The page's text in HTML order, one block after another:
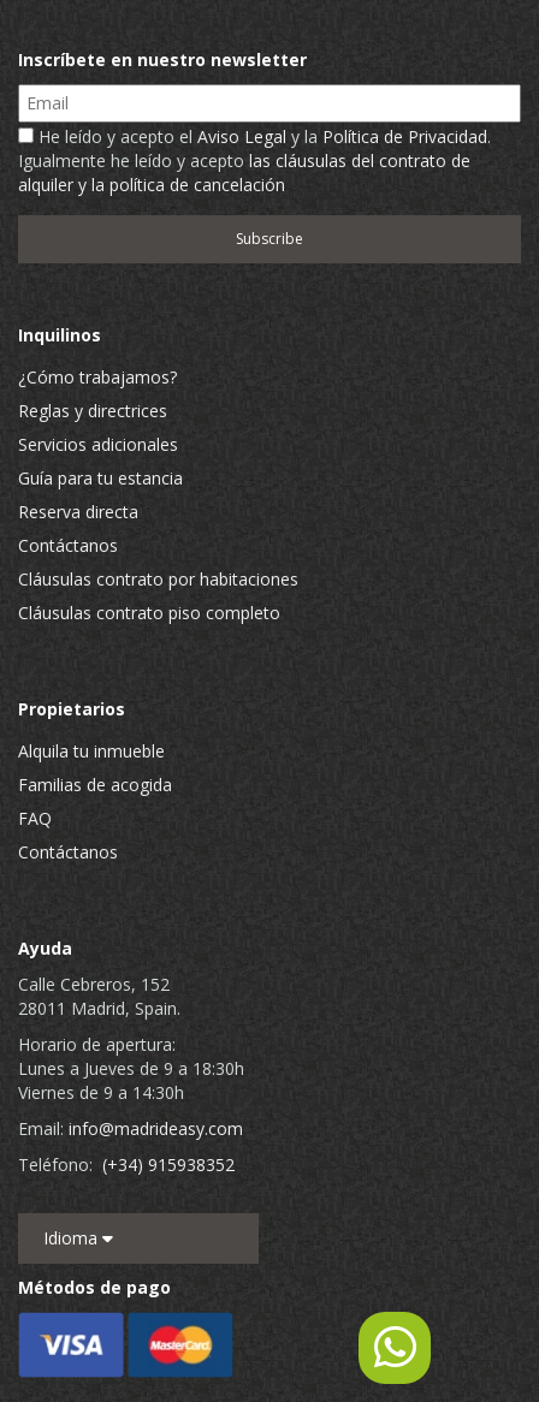
Inscríbete en nuestro newsletter
Email
He leído y acepto el Aviso Legal y la Política de Privacidad.
Igualmente he leído y acepto las cláusulas del contrato de
alquiler y la política de cancelación
Inquilinos
¿Cómo trabajamos?
Reglas y directrices
Servicios adicionales
Guía para tu estancia
Reserva directa
Contáctanos
Cláusulas contrato por habitaciones
Cláusulas contrato piso completo
Propietarios
Alquila tu inmueble
Familias de acogida
FAQ
Contáctanos
Ayuda
Calle Cebreros, 152
28011 Madrid, Spain.
Horario de apertura:
Lunes a Jueves de 9 a 18:30h
Viernes de 9 a 14:30h
Email: info@madrideasy.com
Teléfono: (+34) 915938352
Idioma
Métodos de pago